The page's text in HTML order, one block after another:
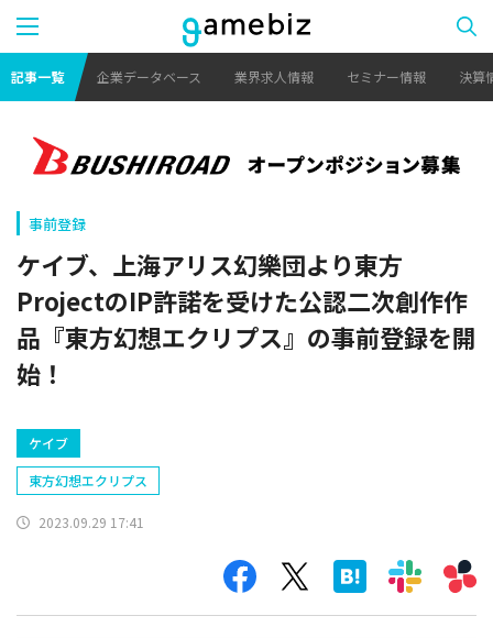
記事一覧 企業データベース 業界求人情報 セミナー情報 決算
事前登録
ケイブ、上海アリス幻樂団より東方
ProjectのIP許諾を受けた公認二次創作作
品『東方幻想エクリプス』の事前登録を開
始！
ケイブ
東方幻想エクリプス
2023.09.29 17:41